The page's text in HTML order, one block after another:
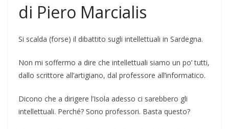
di Piero Marcialis
Si scalda (forse) il dibattito sugli intellettuali in Sardegna.
Non mi soffermo a dire che intellettuali siamo un po’ tutti,
dallo scrittore all’artigiano, dal professore all’informatico.
Dicono che a dirigere l’Isola adesso ci sarebbero gli
intellettuali. Perché? Sono professori. Basta questo?